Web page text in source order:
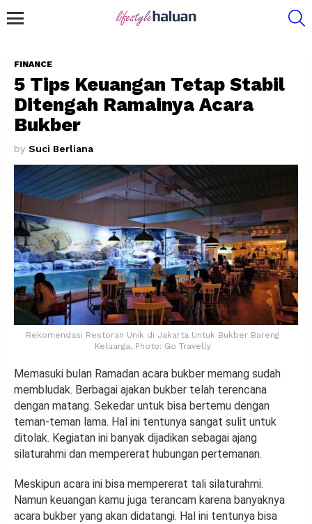
FINANCE
5 Tips Keuangan Tetap Stabil
Ditengah Ramainya Acara
Bukber
by Suci Berliana
Rekomendasi Restoran Unik di Jakarta Untuk Bukber Bareng
Keluarga, Photo: Go Travelly
Memasuki bulan Ramadan acara bukber memang sudah
membludak. Berbagai ajakan bukber telah terencana
dengan matang. Sekedar untuk bisa bertemu dengan
teman-teman lama. Hal ini tentunya sangat sulit untuk
ditolak. Kegiatan ini banyak dijadikan sebagai ajang
silaturahmi dan mempererat hubungan pertemanan.
Meskipun acara ini bisa mempererat tali silaturahmi.
Namun keuangan kamu juga terancam karena banyaknya
acara bukber yang akan didatangi. Hal ini tentunya bisa